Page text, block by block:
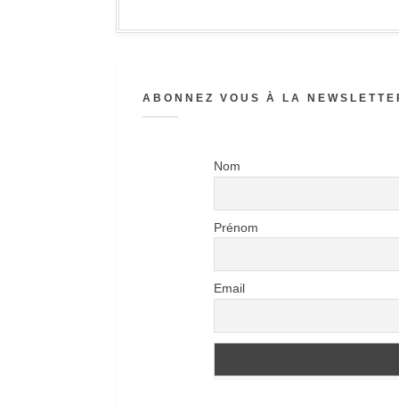
ABONNEZ VOUS À LA
Nom
Prénom
Email